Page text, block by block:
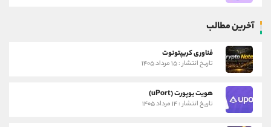
آخرین مطالب
فناوری کریپتونوت
تاریخ انتشار : ۱۵ مرداد ۱۴۰۵
هویت یوپورت (uPort)
تاریخ انتشار : ۱۴ مرداد ۱۴۰۵